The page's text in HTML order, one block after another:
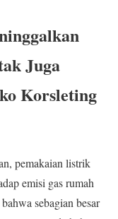
Juga
Korsleting
pemakaian listrik
emisi gas rumah
sebagian besar